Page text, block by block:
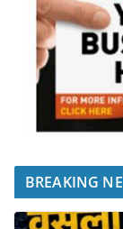
BREAKING